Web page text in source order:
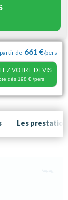
de 661 €/pers
VOTRE DEVIS
dès 198 €/pers
Les